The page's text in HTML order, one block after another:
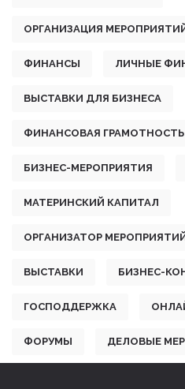
ОРГАНИЗАЦИЯ
ФИНАНСЫ ЛИЧНЫЕ
ВЫСТАВКИ ДЛЯ БИЗНЕСА
ФИНАНСОВАЯ ГРАМОТНОСТЬ
БИЗНЕС-МЕРОПРИЯТИЯ
МАТЕРИНСКИЙ КАПИТАЛ
ОРГАНИЗАТОР
ВЫСТАВКИ БИЗНЕС-
ГОСПОДДЕРЖКА
ФОРУМЫ ДЕЛОВЫЕ